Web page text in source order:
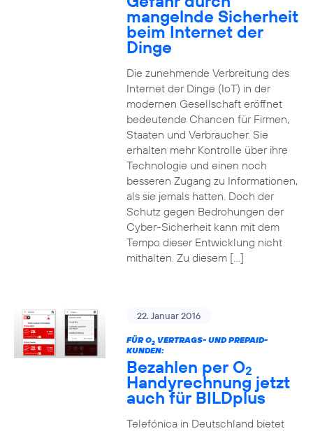
mangelnde Sicherheit
beim Internet der
Dinge
Die zunehmende Verbreitung des
Internet der Dinge (IoT) in der
modernen Gesellschaft eröffnet
bedeutende Chancen für Firmen,
Staaten und Verbraucher. Sie
erhalten mehr Kontrolle über ihre
Technologie und einen noch
besseren Zugang zu Informationen,
als sie jemals hatten. Doch der
Schutz gegen Bedrohungen der
Cyber-Sicherheit kann mit dem
Tempo dieser Entwicklung nicht
mithalten. Zu diesem […]
22. Januar 2016
FÜR O2VERTRAGS- UND PREPAID-
KUNDEN:
Bezahlen per O2
Handyrechnung jetzt
auch für BILDplus
Telefónica in Deutschland bietet